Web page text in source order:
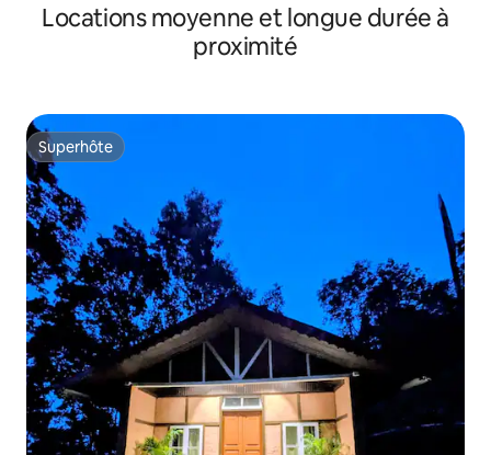
Locations moyenne et longue durée à
proximité
Superhôte
Superhôte